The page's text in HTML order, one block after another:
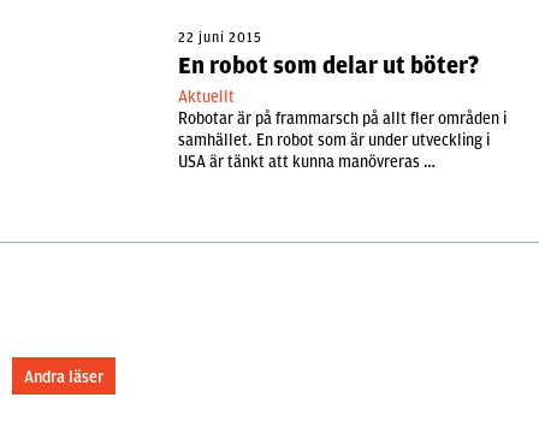
22 juni 2015
En robot som delar ut böter?
Aktuellt
Robotar är på frammarsch på allt fler områden i
samhället. En robot som är under utveckling i
USA är tänkt att kunna manövreras …
Andra läser